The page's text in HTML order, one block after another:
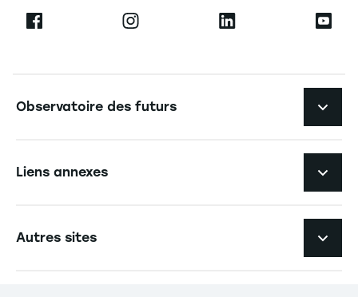
Observatoire des futurs
Liens annexes
Autres sites